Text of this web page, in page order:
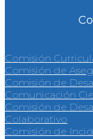
Comisión
Comisión de
Comisión de
Comunicación
Comisión de
Colaborativo
Comisión de